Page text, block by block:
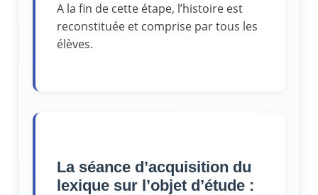
A la fin de cette étape, l’histoire est
reconstituée et comprise par tous les
élèves.
La séance d’acquisition du
lexique sur l’objet d’étude :